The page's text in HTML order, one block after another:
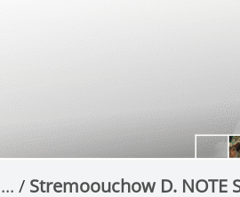
Stremoouсhow D. NOTE